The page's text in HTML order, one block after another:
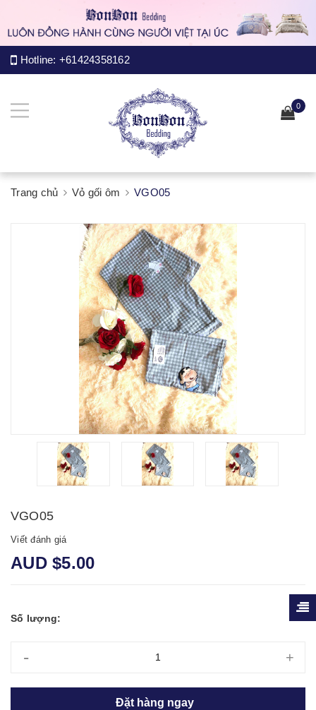
Hotline: +61424358162
0
Trang chủ Vỏ gối ôm VGO05
VGO05
Viết đánh giá
AUD $5.00
Số lượng:
- +
Đặt hàng ngay